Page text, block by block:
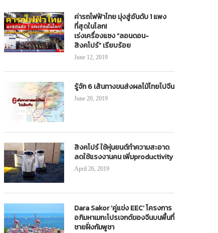
เดิร์นเทรด ต่อยอดค้าปลีกออนไลน์
October 4, 2018
ถนนสาย สข.4034 จ.สงขลา ป้อง
ค่ารถไฟฟ้าไทย มุ่งสู่อันดับ 1 แพง
ที่สุดในโลก!
เร่งเครื่องแซง “ลอนดอน-
สิงคโปร์” เรียบร้อย
June 12, 2019
รู้จัก 6 เส้นทางขนส่งผลไม้ไทยไปจีน
June 20, 2019
สิงคโปร์ ใช้หุ่นยนต์ทำความสะอาด
ลดใช้แรงงานคน เพิ่มproductivity
April 26, 2019
Dara Sakor ‘คู่แข่ง EEC’ โครงการ
อภิมหาเมกะโปรเจกต์ของจีนบนพื้นที่
ชายฝั่งกัมพูชา